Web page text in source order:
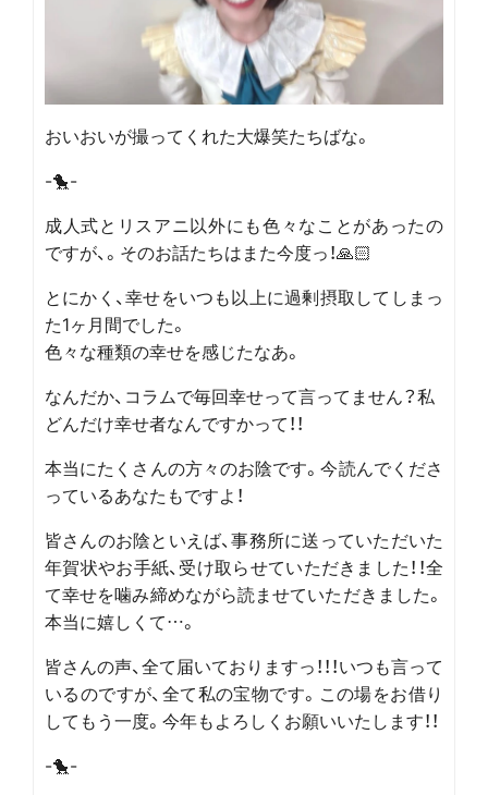
おいおいが撮ってくれた大爆笑たちばな。
-🐤-
成人式とリスアニ以外にも色々なことがあったの
ですが、。そのお話たちはまた今度っ！🙏🏻
とにかく、幸せをいつも以上に過剰摂取してしまっ
た1ヶ月間でした。
色々な種類の幸せを感じたなあ。
なんだか、コラムで毎回幸せって言ってません？私
どんだけ幸せ者なんですかって！！
本当にたくさんの方々のお陰です。今読んでくださ
っているあなたもですよ！
皆さんのお陰といえば、事務所に送っていただいた
年賀状やお手紙、受け取らせていただきました！！全
て幸せを噛み締めながら読ませていただきました。
本当に嬉しくて…。
皆さんの声、全て届いておりますっ！！！いつも言って
いるのですが、全て私の宝物です。この場をお借り
してもう一度。今年もよろしくお願いいたします！！
-🐤-